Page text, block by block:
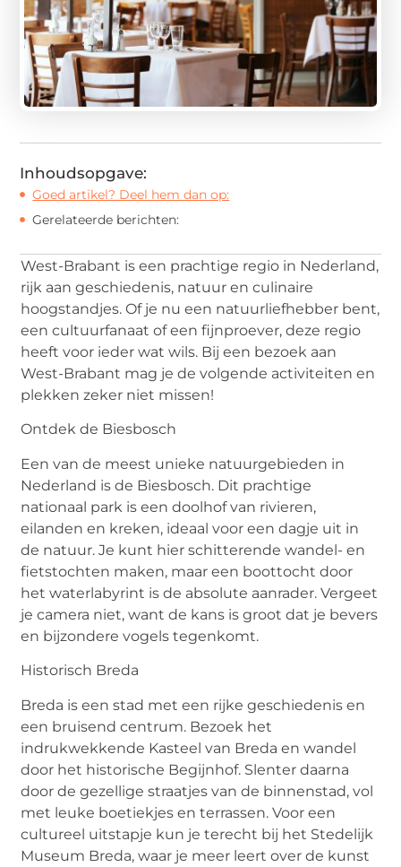
Inhoudsopgave:
Goed artikel? Deel hem dan op:
Gerelateerde berichten:
West-Brabant is een prachtige regio in Nederland,
rijk aan geschiedenis, natuur en culinaire
hoogstandjes. Of je nu een natuurliefhebber bent,
een cultuurfanaat of een fijnproever, deze regio
heeft voor ieder watwils. Bij een bezoek aan
West-Brabant mag je de volgende activiteiten en
plekken zeker niet missen!
Ontdek de Biesbosch
Een van de meest unieke natuurgebieden in
Nederland is de Biesbosch. Dit prachtige
nationaal park is een doolhof van rivieren,
eilanden en kreken, ideaal voor een dagje uit in
de natuur. Je kunt hier schitterende wandel- en
fietstochten maken, maar een boottocht door
het waterlabyrint is de absolute aanrader. Vergeet
je camera niet, want de kans is groot dat je bevers
en bijzondere vogels tegenkomt.
Historisch Breda
Breda is een stad met een rijke geschiedenis en
een bruisend centrum. Bezoek het
indrukwekkende Kasteel van Breda en wandel
door het historische Begijnhof. Slenter daarna
door de gezellige straatjes van de binnenstad, vol
met leuke boetiekjes en terrassen. Voor een
cultureel uitstapje kun je terecht bij het Stedelijk
Museum Breda, waar je meer leert over de kunst